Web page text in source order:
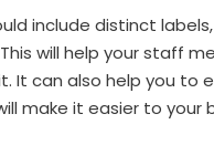
include distinct
will help your staff
It can also help you to
make it easier to